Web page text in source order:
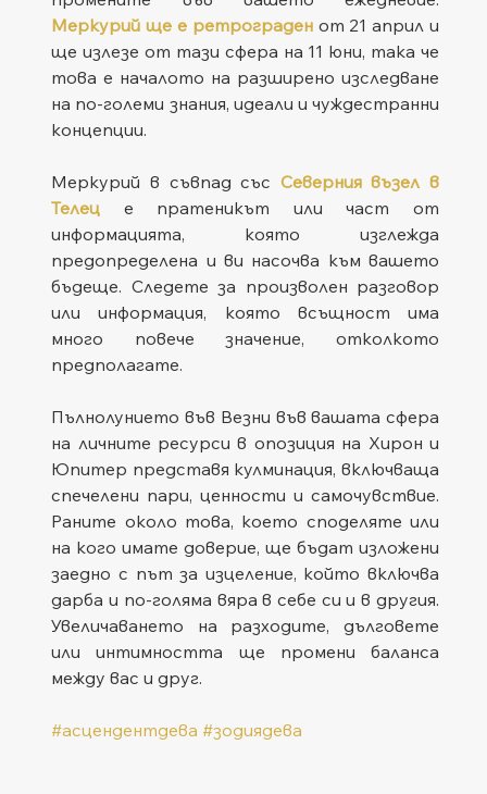
Меркурий ще е ретрограден от 21 април и
ще излезе от тази сфера на 11 юни, така че
това е началото на разширено изследване
на по-големи знания, идеали и чуждестранни
концепции.
Меркурий в съвпад със Северния възел в
Телец е пратеникът или част от
информацията, която изглежда
предопределена и ви насочва към вашето
бъдеще. Следете за произволен разговор
или информация, която всъщност има
много повече значение, отколкото
предполагате.
Пълнолунието във Везни във вашата сфера
на личните ресурси в опозиция на Хирон и
Юпитер представя кулминация, включваща
спечелени пари, ценности и самочувствие.
Раните около това, което споделяте или
на кого имате доверие, ще бъдат изложени
заедно с път за изцеление, който включва
дарба и по-голяма вяра в себе си и в другия.
Увеличаването на разходите, дълговете
или интимността ще промени баланса
между вас и друг.
#асцендентдева #зодиядева